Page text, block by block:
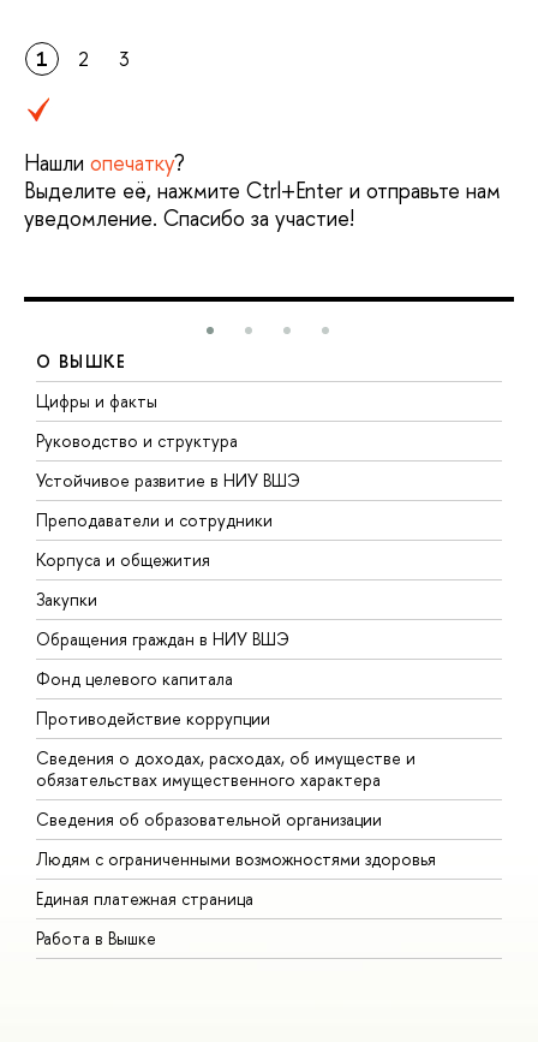
1 2 3
Нашли опечатку?
Выделите её, нажмите Ctrl+Enter и отправьте нам
уведомление. Спасибо за участие!
О ВЫШКЕ
Цифры и факты
Руководство и структура
Устойчивое развитие в НИУ ВШЭ
Преподаватели и сотрудники
Корпуса и общежития
Закупки
Обращения граждан в НИУ ВШЭ
Фонд целевого капитала
Противодействие коррупции
Сведения о доходах, расходах, об имуществе и
обязательствах имущественного характера
Сведения об образовательной организации
Людям с ограниченными возможностями здоровья
Единая платежная страница
Работа в Вышке